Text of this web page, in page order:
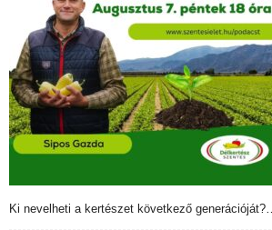
Ki nevelheti a kertészet következő generációját?…